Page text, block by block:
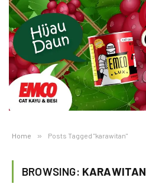
Home » Posts Tagged "karawitan"
BROWSING: KARAWITAN